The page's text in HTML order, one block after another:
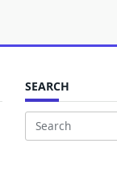
SEARCH
Search